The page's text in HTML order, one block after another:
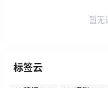
暂无
标签云